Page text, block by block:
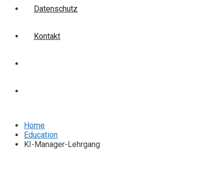
Datenschutz
Kontakt
Home
Education
KI-Manager-Lehrgang